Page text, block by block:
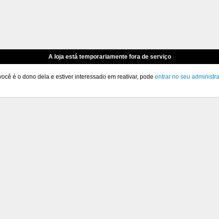
A loja está temporariamente fora de serviço
é o dono dela e estiver interessado em reativar, pode entrar no seu